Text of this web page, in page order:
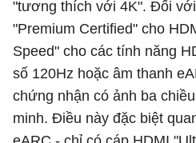
"tương thích với 4K". Đối
"Premium Certified" cho
Speed" cho các tính năng
số 120Hz hoặc âm thanh
chứng nhận có ảnh ba
minh. Điều này đặc biệt